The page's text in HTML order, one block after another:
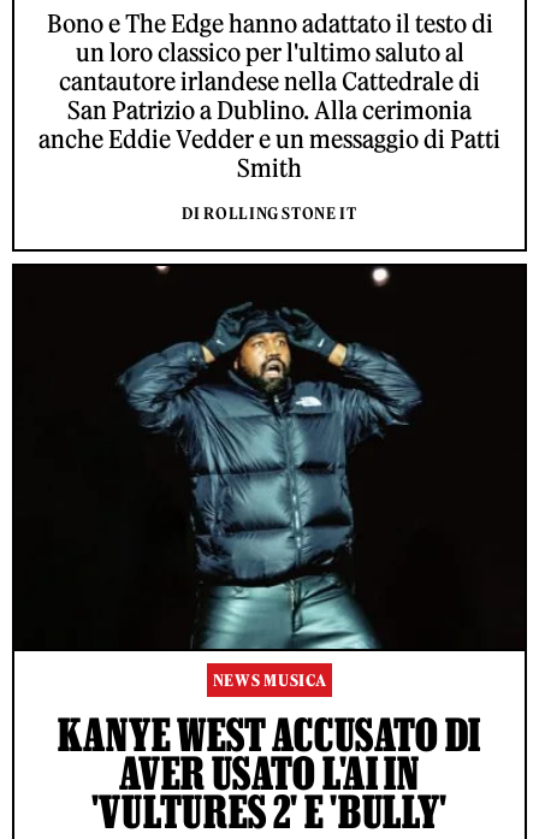
Bono e The Edge hanno adattato il testo di
un loro classico per l'ultimo saluto al
cantautore irlandese nella Cattedrale di
San Patrizio a Dublino. Alla cerimonia
anche Eddie Vedder e un messaggio di Patti
Smith
DI ROLLING STONE IT
NEWS MUSICA
KANYE WEST ACCUSATO DI
AVER USATO L'AI IN
'VULTURES 2' E 'BULLY'